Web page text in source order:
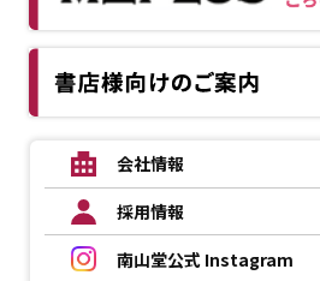
会社情報
採用情報
南山堂公式 Instagram